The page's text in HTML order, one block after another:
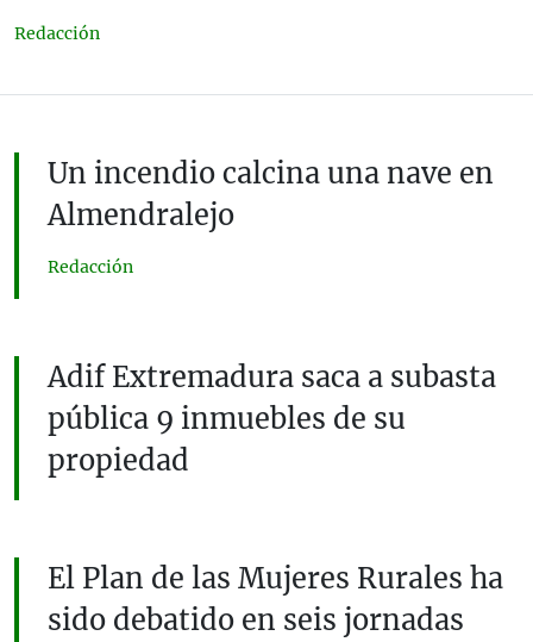
Redacción
Un incendio calcina una nave en
Almendralejo
Redacción
Adif Extremadura saca a subasta
pública 9 inmuebles de su
propiedad
El Plan de las Mujeres Rurales ha
sido debatido en seis jornadas